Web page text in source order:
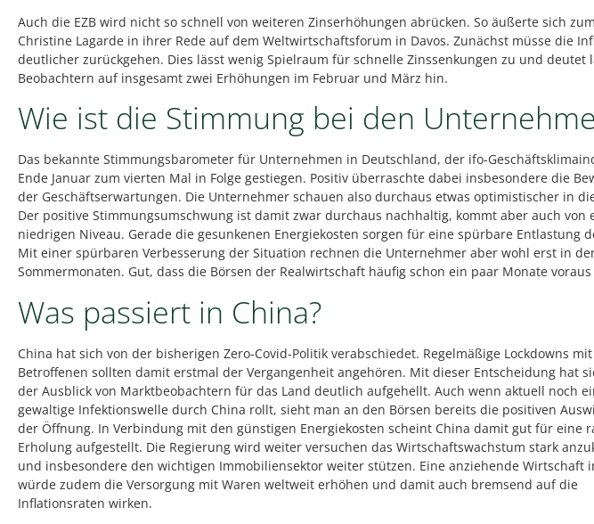
Auch die EZB wird nicht so schnell von weiteren Zinserhöhungen abrücken. So äußerte sich
Christine Lagarde in ihrer Rede auf dem Weltwirtschaftsforum in Davos. Zunächst müsse die
deutlicher zurückgehen. Dies lässt wenig Spielraum für schnelle Zinssenkungen zu und deutet
Beobachtern auf insgesamt zwei Erhöhungen im Februar und März hin.
Wie ist die Stimmung bei den
Das bekannte Stimmungsbarometer für Unternehmen in Deutschland, der ifo-
Ende Januar zum vierten Mal in Folge gestiegen. Positiv überraschte dabei insbesondere die
der Geschäftserwartungen. Die Unternehmer schauen also durchaus etwas optimistischer in
Der positive Stimmungsumschwung ist damit zwar durchaus nachhaltig, kommt aber auch von
niedrigen Niveau. Gerade die gesunkenen Energiekosten sorgen für eine spürbare Entlastung
Mit einer spürbaren Verbesserung der Situation rechnen die Unternehmer aber wohl erst in
Sommermonaten. Gut, dass die Börsen der Realwirtschaft häufig schon ein paar Monate
Was passiert in China?
China hat sich von der bisherigen Zero-Covid-Politik verabschiedet. Regelmäßige Lockdowns
Betroffenen sollten damit erstmal der Vergangenheit angehören. Mit dieser Entscheidung hat
der Ausblick von Marktbeobachtern für das Land deutlich aufgehellt. Auch wenn aktuell noch
gewaltige Infektionswelle durch China rollt, sieht man an den Börsen bereits die positiven
der Öffnung. In Verbindung mit den günstigen Energiekosten scheint China damit gut für eine
Erholung aufgestellt. Die Regierung wird weiter versuchen das Wirtschaftswachstum stark
und insbesondere den wichtigen Immobiliensektor weiter stützen. Eine anziehende Wirtschaft
würde zudem die Versorgung mit Waren weltweit erhöhen und damit auch bremsend auf die
Inflationsraten wirken.